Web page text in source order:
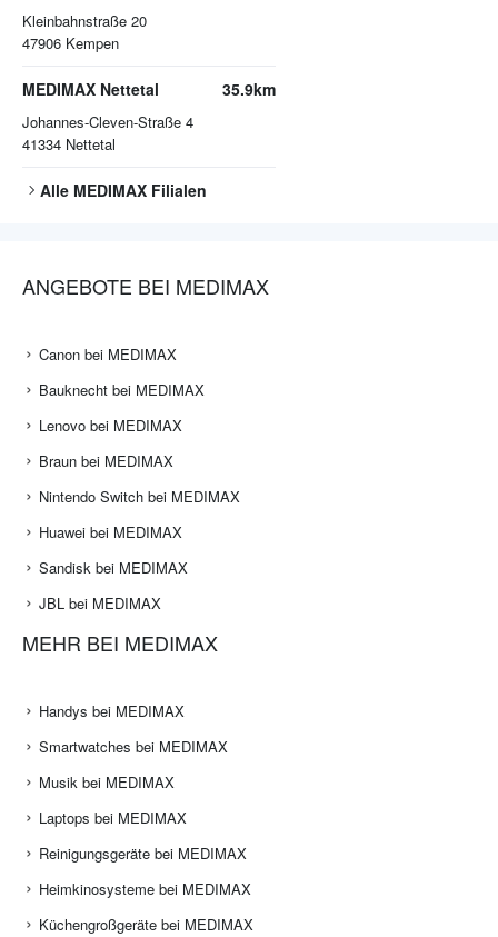
Kleinbahnstraße 20
47906 Kempen
MEDIMAX Nettetal
Johannes-Cleven-Straße 4
41334 Nettetal
35.9km
Alle MEDIMAX Filialen
ANGEBOTE BEI MEDIMAX
Canon bei MEDIMAX
Bauknecht bei MEDIMAX
Lenovo bei MEDIMAX
Braun bei MEDIMAX
Nintendo Switch bei MEDIMAX
Huawei bei MEDIMAX
Sandisk bei MEDIMAX
JBL bei MEDIMAX
MEHR BEI MEDIMAX
Handys bei MEDIMAX
Smartwatches bei MEDIMAX
Musik bei MEDIMAX
Laptops bei MEDIMAX
Reinigungsgeräte bei MEDIMAX
Heimkinosysteme bei MEDIMAX
Küchengroßgeräte bei MEDIMAX